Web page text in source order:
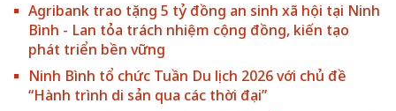
Agribank trao tặng 5 tỷ đồng an sinh xã hội tại Ninh
Bình - Lan tỏa trách nhiệm cộng đồng, kiến tạo
phát triển bền vững
Ninh Bình tổ chức Tuần Du lịch 2026 với chủ đề
“Hành trình di sản qua các thời đại”